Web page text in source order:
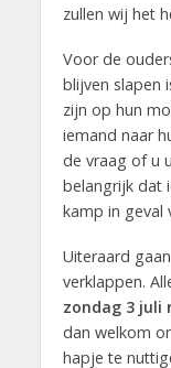
zullen wij het
Voor de
blijven slapen
zijn op hun
iemand naar
de vraag of u
belangrijk dat
kamp in geval
Uiteraard
verklappen.
zondag 3 juli
dan welkom
hapje te